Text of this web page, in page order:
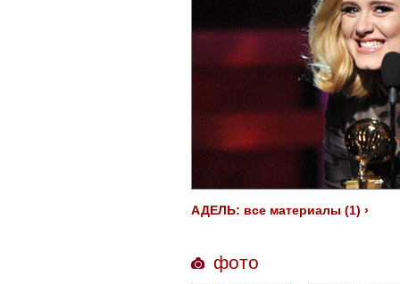
АДЕЛЬ: все материалы (1) ›
фото